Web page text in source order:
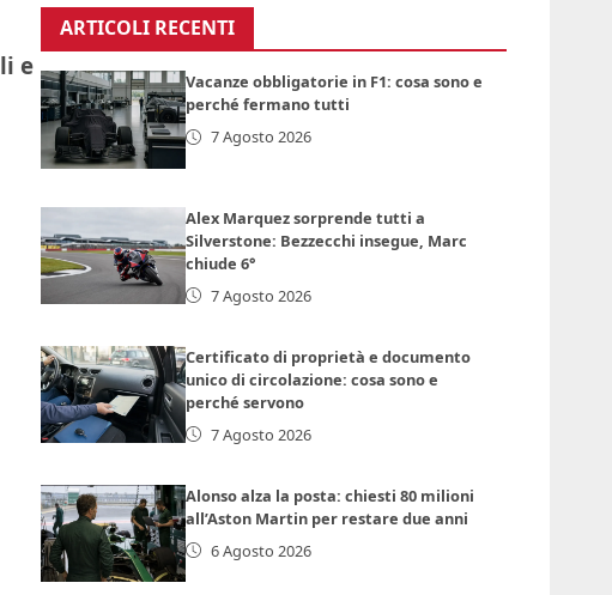
e
ARTICOLI RECENTI
Vacanze obbligatorie in F1: cosa sono e
perché fermano tutti
7 Agosto 2026
Alex Marquez sorprende tutti a
Silverstone: Bezzecchi insegue, Marc
chiude 6°
7 Agosto 2026
Certificato di proprietà e documento
unico di circolazione: cosa sono e
perché servono
7 Agosto 2026
Alonso alza la posta: chiesti 80 milioni
all’Aston Martin per restare due anni
6 Agosto 2026